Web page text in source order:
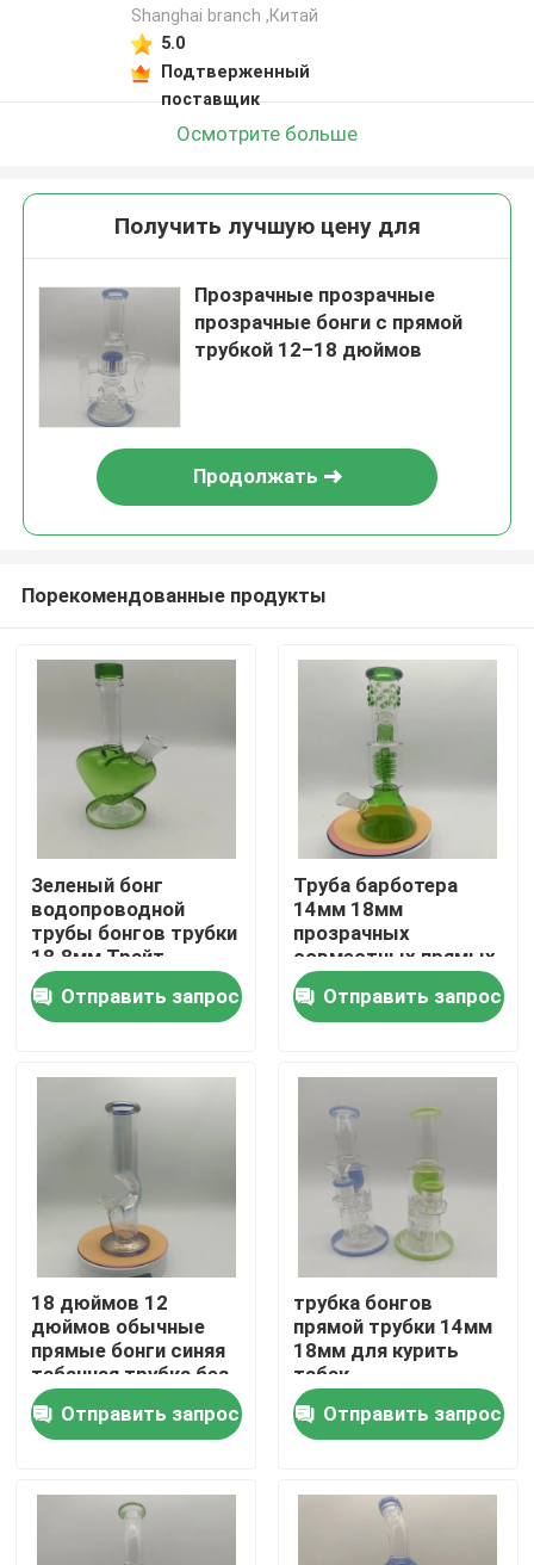
Главная страница
Продукция
О Компании
Наша фабрика
контроль качества
контактные данные
Новости
Отправить запрос
Shanghai branch ,Китай
5.0
Подтверженный
поставщик
Осмотрите больше
Получить лучшую цену для
Прозрачные прозрачные
прозрачные бонги с прямой
трубкой 12–18 дюймов
Продолжать
Порекомендованные продукты
Зеленый бонг
водопроводной
трубы бонгов трубки
18.8мм Трайт
стеклянный для
курить
Отправить запрос
Труба барботера
14мм 18мм
прозрачных
совместных прямых
стеклянных
курительных трубок
стеклянная
Отправить запрос
18 дюймов 12
дюймов обычные
прямые бонги синяя
табачная трубка без
втулки различные
аксессуары
Отправить запрос
трубка бонгов
прямой трубки 14мм
18мм для курить
табак
Отправить запрос